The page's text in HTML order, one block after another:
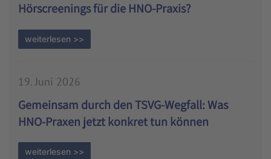
Hörscreenings für die HNO-Praxis?
weiterlesen >>
19. Juni 2026
Gemeinsam durch den TSVG-Wegfall: Was
HNO-Praxen jetzt konkret tun können
weiterlesen >>